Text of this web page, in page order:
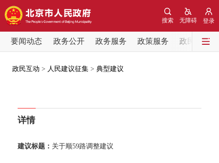
登录
无障碍
搜索
要闻动态 政务公开 政务服务 政策服务 政民互动
要闻动态
各区热点
政务公开
政民互动 > 人民建议征集 > 典型建议
详情
建议标题： 关于顺59路调整建议